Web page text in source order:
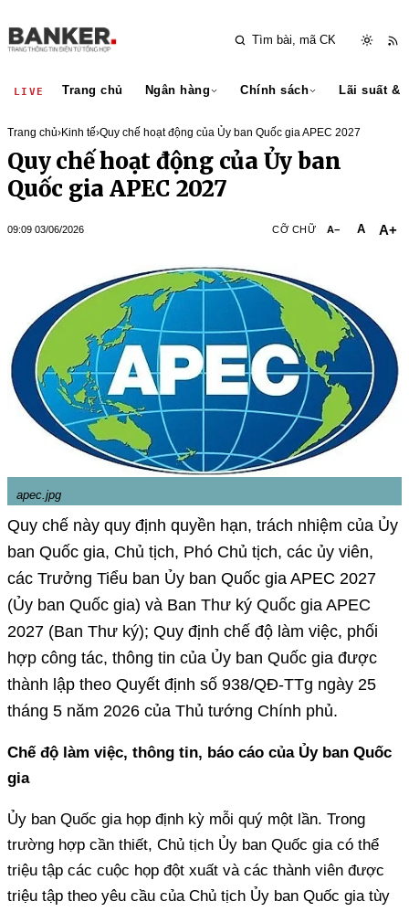
LIVE Trang chủ Ngân hàng Chính sách Lãi suất &
Trang chủ›Kinh tế›Quy chế hoạt động của Ủy ban Quốc gia APEC 2027
Quy chế hoạt động của Ủy ban
Quốc gia APEC 2027
09:09 03/06/2026 CỠ CHỮ A− A A+
apec.jpg
Quy chế này quy định quyền hạn, trách nhiệm của Ủy
ban Quốc gia, Chủ tịch, Phó Chủ tịch, các ủy viên,
các Trưởng Tiểu ban Ủy ban Quốc gia APEC 2027
(Ủy ban Quốc gia) và Ban Thư ký Quốc gia APEC
2027 (Ban Thư ký); Quy định chế độ làm việc, phối
hợp công tác, thông tin của Ủy ban Quốc gia được
thành lập theo Quyết định số 938/QĐ-TTg ngày 25
tháng 5 năm 2026 của Thủ tướng Chính phủ.
Chế độ làm việc, thông tin, báo cáo của Ủy ban Quốc
gia
Ủy ban Quốc gia họp định kỳ mỗi quý một lần. Trong
trường hợp cần thiết, Chủ tịch Ủy ban Quốc gia có thể
triệu tập các cuộc họp đột xuất và các thành viên được
triệu tập theo yêu cầu của Chủ tịch Ủy ban Quốc gia tùy